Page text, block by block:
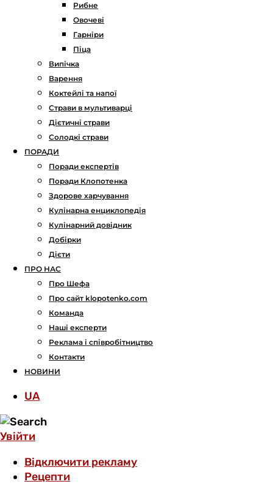
Рибне
Овочеві
Гарніри
Піца
Випічка
Варення
Коктейлі та напої
Страви в мультиварці
Дієтичні страви
Солодкі страви
ПОРАДИ
Поради експертів
Поради Клопотенка
Здорове харчування
Кулінарна енциклопедія
Кулінарний довідник
Добірки
Дієти
ПРО НАС
Про Шефа
Про сайт klopotenko.com
Команда
Наші експерти
Реклама і співробітництво
Контакти
НОВИНИ
UA
Увійти
Відключити рекламу
Рецепти